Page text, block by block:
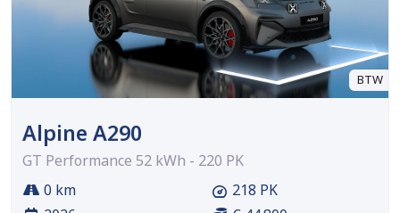
BTW
Alpine A290
GT Performance 52 kWh - 220 PK
0 km
218 PK